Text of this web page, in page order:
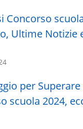
Concorso
Ultime Notizie